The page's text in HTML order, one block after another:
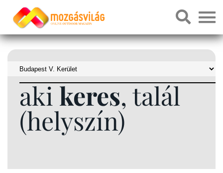
aki keres, talál
(helyszín)